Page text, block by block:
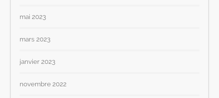
mai 2023
mars 2023
janvier 2023
novembre 2022